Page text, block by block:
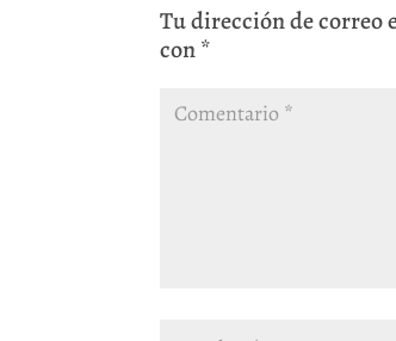
Tu dirección de correo
con*